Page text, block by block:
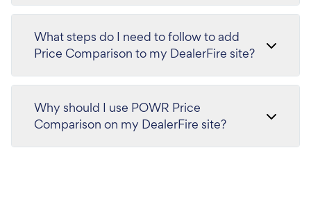
What steps do I need to follow to add
Price Comparison to my DealerFire site?
Why should I use POWR Price
Comparison on my DealerFire site?